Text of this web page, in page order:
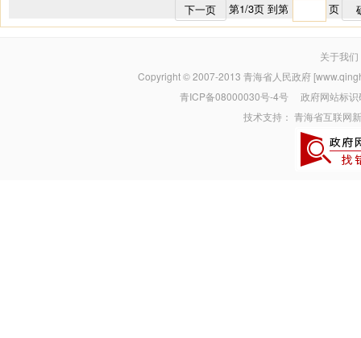
下一页 第1/3页 到第 页
关于我们
Copyright © 2007-2013 青海省人民政府
青ICP备08000030号-4号 政府网站标
技术支持：青海省互联网